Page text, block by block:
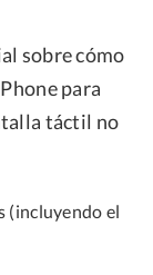
sobre cómo
para
táctil no
(incluyendo el